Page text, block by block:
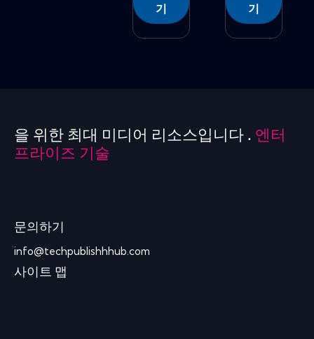
기
기
을 위한 최대 미디어 리소스입니다 . 엔터
프라이즈 기술
문의하기
info@techpublishhhub.com
사이트 맵